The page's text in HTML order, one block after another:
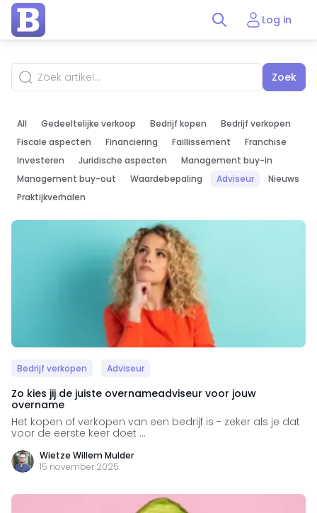
Log in
Zoek
All Gedeeltelijke verkoop Bedrijf kopen
Bedrijf verkopen
Fiscale aspecten
Financiering Faillissement
Franchise
Investeren
Juridische aspecten
Management buy-in
Management buy-out
Waardebepaling Adviseur
Nieuws
Praktijkverhalen
Bedrijf verkopen Adviseur
Zo kies jij de juiste overnameadviseur voor jouw
overname
Het kopen of verkopen van een bedrijf is - zeker als je dat
voor de eerste keer doet ...
Wietze Willem Mulder
15 november 2025